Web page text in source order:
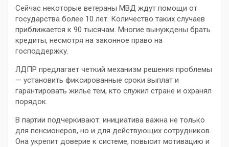
Сейчас некоторые ветераны МВД ждут помощи от
государства более 10 лет. Количество таких случаев
приближается к 90 тысячам. Многие вынуждены брать
кредиты, несмотря на законное право на
господдержку.
ЛДПР предлагает четкий механизм решения проблемы
— установить фиксированные сроки выплат и
гарантировать жилье тем, кто служил стране и охранял
порядок.
В партии подчеркивают: инициатива важна не только
для пенсионеров, но и для действующих сотрудников.
Она укрепит доверие к системе, повысит мотивацию и